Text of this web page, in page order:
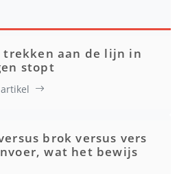
trekken aan de lijn in
stopt
brok versus vers
wat het bewijs